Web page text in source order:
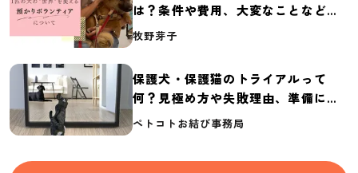
は？条件や費用、大変なことなど紹
介
牧野芽子
保護犬・保護猫のトライアルって
何？見極め方や失敗理由、準備に必
要なものを紹介
ペトコトお結び事務局